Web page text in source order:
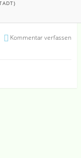
Kommentar verfassen